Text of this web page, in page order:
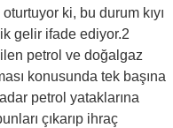
ki, bu durum kıyı
gelir ifade ediyor.2
petrol ve doğalgaz
konusunda tek başına
petrol yataklarına
çıkarıp ihraç